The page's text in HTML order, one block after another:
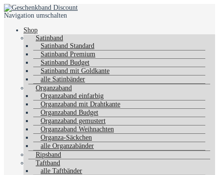
Navigation umschalten
Shop
Satinband
Satinband Standard
Satinband Premium
Satinband Budget
Satinband mit Goldkante
alle Satinbänder
Organzaband
Organzaband einfarbig
Organzaband mit Drahtkante
Organzaband Budget
Organzaband gemustert
Organzaband Weihnachten
Organza-Säckchen
alle Organzabänder
Ripsband
Taftband
alle Taftbänder